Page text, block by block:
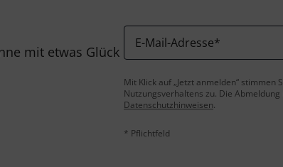
mit etwas Glück
E-Mail-Adresse*
Mit Klick auf „Jetzt anmelden“
Nutzungsverhaltens zu. Die
Datenschutzhinweisen.
* Pflichtfeld